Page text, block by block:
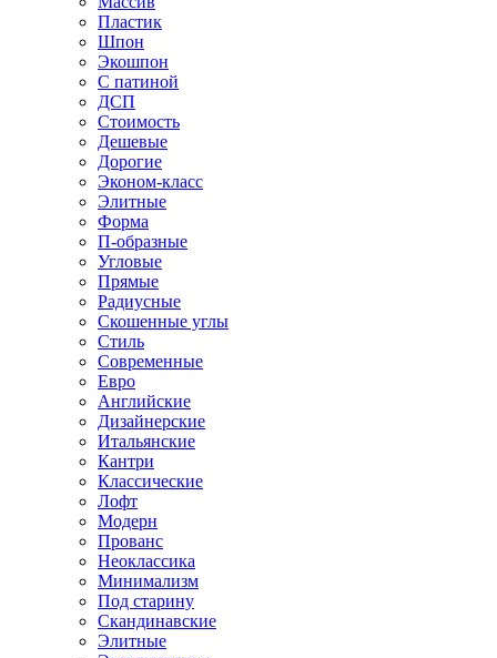
Пластик
Шпон
Экошпон
С патиной
ДСП
Стоимость
Дешевые
Дорогие
Эконом-класс
Элитные
Форма
П-образные
Угловые
Прямые
Радиусные
Скошенные углы
Стиль
Современные
Евро
Английские
Дизайнерские
Итальянские
Кантри
Классические
Лофт
Модерн
Прованс
Неоклассика
Минимализм
Под старину
Скандинавские
Элитные